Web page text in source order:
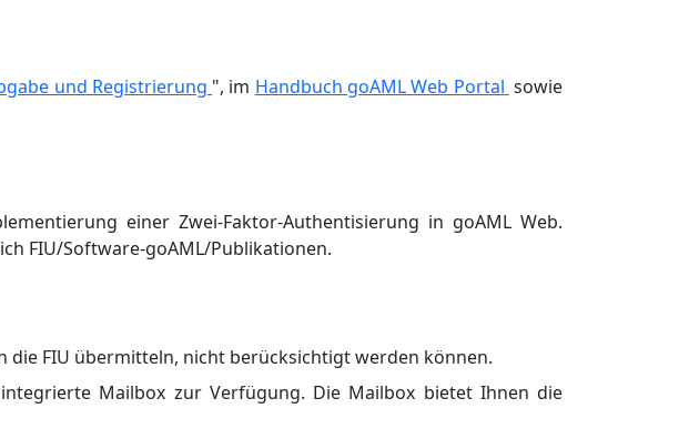
und Registrierung ", im Handbuch goAML Web Portal sowie
einer Zwei-Faktor-Authentisierung in goAML Web.
FIU/Software-goAML/Publikationen.
die FIU übermitteln, nicht berücksichtigt werden können.
Mailbox zur Verfügung. Die Mailbox bietet Ihnen die